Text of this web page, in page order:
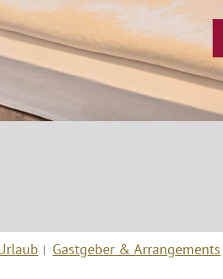
Gastgeber & Arrangements